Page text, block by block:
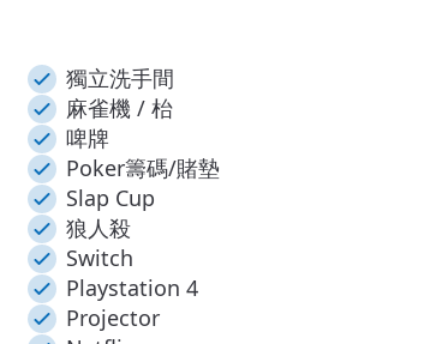
獨立洗手間
麻雀機 / 枱
啤牌
Poker籌碼/賭墊
Slap Cup
狼人殺
Switch
Playstation 4
Projector